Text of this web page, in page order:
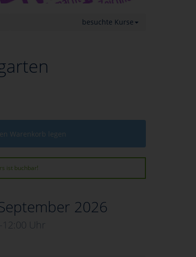
besuchte Kurse
Warenkorb legen
ist buchbar!
2026
Uhr